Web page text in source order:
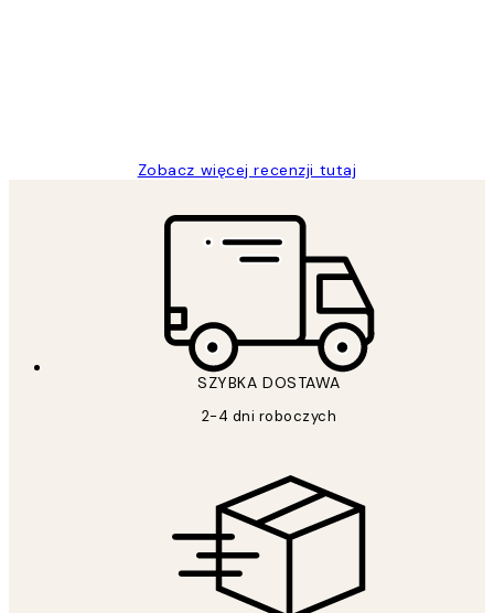
Zobacz więcej recenzji tutaj
SZYBKA DOSTAWA
2-4 dni roboczych